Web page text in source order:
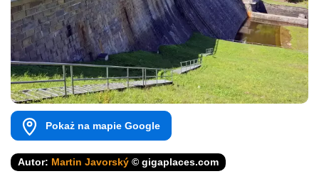
Pokaż na mapie Google
Autor: Martin Javorský © gigaplaces.com